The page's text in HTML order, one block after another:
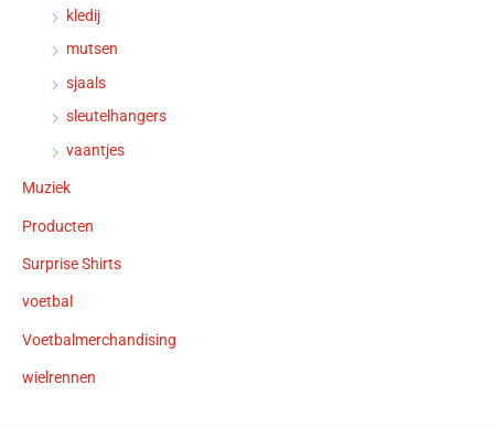
kledij
mutsen
sjaals
sleutelhangers
vaantjes
Muziek
Producten
Surprise Shirts
voetbal
Voetbalmerchandising
wielrennen